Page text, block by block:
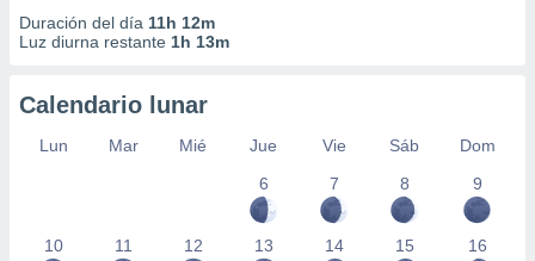
Duración del día 11h 12m
Luz diurna restante 1h 13m
Calendario lunar
Lun Mar Mié Jue Vie Sáb
Dom
6
7 8 9
10 11 12 13 14 15 16